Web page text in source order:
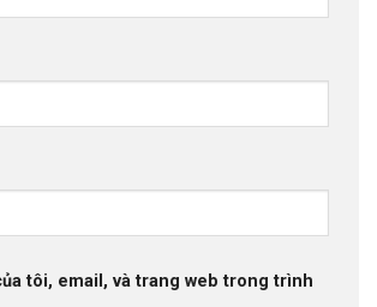
tôi, email, và trang web trong trình